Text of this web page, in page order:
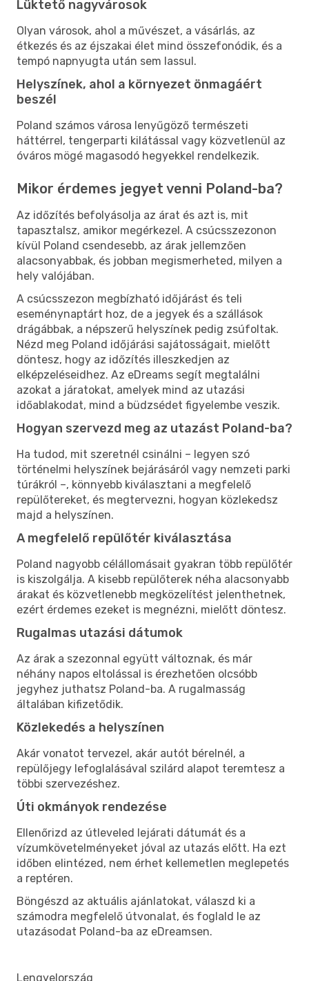
Lüktető nagyvárosok
Olyan városok, ahol a művészet, a vásárlás, az
étkezés és az éjszakai élet mind összefonódik, és a
tempó napnyugta után sem lassul.
Helyszínek, ahol a környezet önmagáért
beszél
Poland számos városa lenyűgöző természeti
háttérrel, tengerparti kilátással vagy közvetlenül az
óváros mögé magasodó hegyekkel rendelkezik.
Mikor érdemes jegyet venni Poland-ba?
Az időzítés befolyásolja az árat és azt is, mit
tapasztalsz, amikor megérkezel. A csúcsszezonon
kívül Poland csendesebb, az árak jellemzően
alacsonyabbak, és jobban megismerheted, milyen a
hely valójában.
A csúcsszezon megbízható időjárást és teli
eseménynaptárt hoz, de a jegyek és a szállások
drágábbak, a népszerű helyszínek pedig zsúfoltak.
Nézd meg Poland időjárási sajátosságait, mielőtt
döntesz, hogy az időzítés illeszkedjen az
elképzeléseidhez. Az eDreams segít megtalálni
azokat a járatokat, amelyek mind az utazási
időablakodat, mind a büdzsédet figyelembe veszik.
Hogyan szervezd meg az utazást Poland-ba?
Ha tudod, mit szeretnél csinálni – legyen szó
történelmi helyszínek bejárásáról vagy nemzeti parki
túrákról –, könnyebb kiválasztani a megfelelő
repülőtereket, és megtervezni, hogyan közlekedsz
majd a helyszínen.
A megfelelő repülőtér kiválasztása
Poland nagyobb célállomásait gyakran több repülőtér
is kiszolgálja. A kisebb repülőterek néha alacsonyabb
árakat és közvetlenebb megközelítést jelenthetnek,
ezért érdemes ezeket is megnézni, mielőtt döntesz.
Rugalmas utazási dátumok
Az árak a szezonnal együtt változnak, és már
néhány napos eltolással is érezhetően olcsóbb
jegyhez juthatsz Poland-ba. A rugalmasság
általában kifizetődik.
Közlekedés a helyszínen
Akár vonatot tervezel, akár autót bérelnél, a
repülőjegy lefoglalásával szilárd alapot teremtesz a
többi szervezéshez.
Úti okmányok rendezése
Ellenőrizd az útleveled lejárati dátumát és a
vízumkövetelményeket jóval az utazás előtt. Ha ezt
időben elintézed, nem érhet kellemetlen meglepetés
a reptéren.
Böngészd az aktuális ajánlatokat, válaszd ki a
számodra megfelelő útvonalat, és foglald le az
utazásodat Poland-ba az eDreamsen.
Lengyelország